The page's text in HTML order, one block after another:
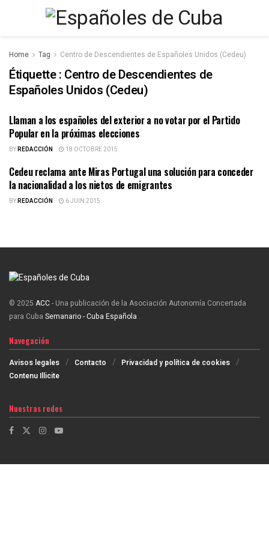
Home Tag Centro de Descendientes de Españoles Unidos (Cedeu)
Étiquette : Centro de Descendientes de
Españoles Unidos (Cedeu)
ESPAÑOLES DE CUBA
Llaman a los españoles del exterior a no votar por el Partido
Popular en la próximas elecciones
BYREDACCIÓN 18 OCTOBRE 2015
ESPAÑOLES DE CUBA
Cedeu reclama ante Miras Portugal una solución para conceder
la nacionalidad a los nietos de emigrantes
BYREDACCIÓN 6 JUIN 2015
© 2025 ACC- Una publicación de la Asociación Autonomía Concertada
para Cuba Semanario - Cuba Española .
Navegación
Avisos legales Contacto
Privacidad y política de cookies
Contenu Illicite
Nuestras redes